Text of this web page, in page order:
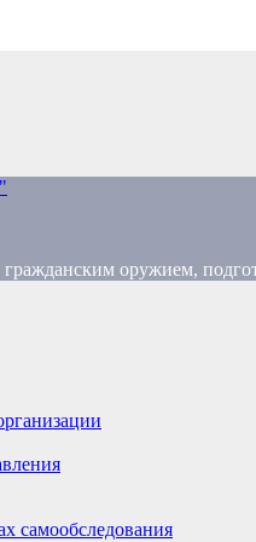
оружием,
самообследования